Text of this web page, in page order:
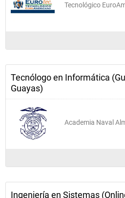
Tecnológico
Tecnólogo en Informática
Guayas)
Academia Naval
Ingeniería en Sistemas